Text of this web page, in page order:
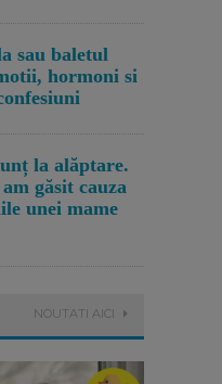
sau baletul
hormoni si
la alăptare.
găsit cauza
unei mame
NOUTATI AICI